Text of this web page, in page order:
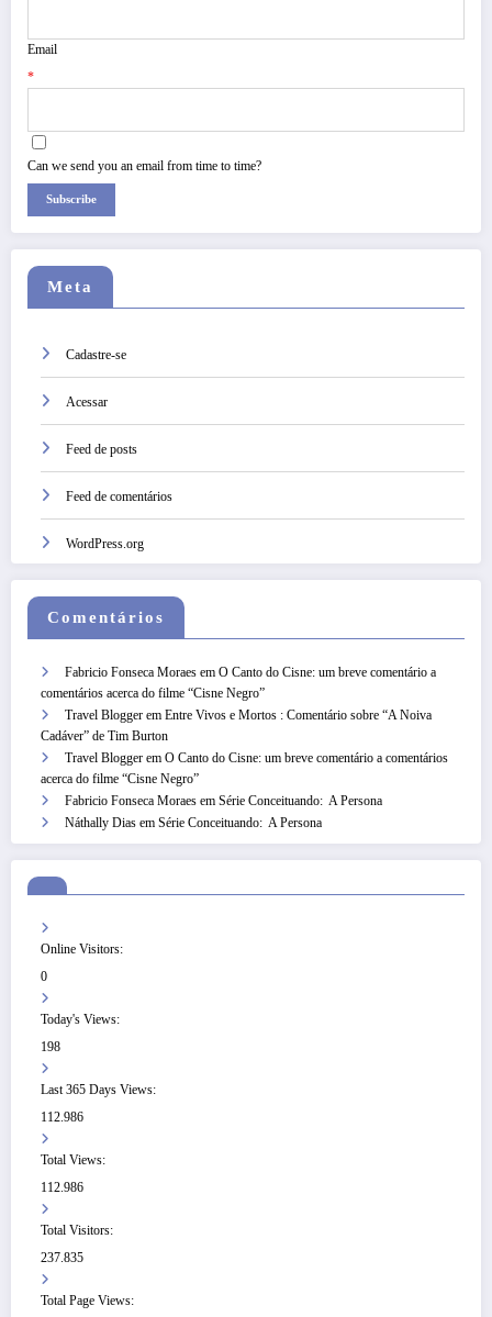
Email
*
Can we send you an email from time to time?
Subscribe
Meta
Cadastre-se
Acessar
Feed de posts
Feed de comentários
WordPress.org
Comentários
Fabricio Fonseca Moraes em O Canto do Cisne: um breve comentário a
comentários acerca do filme “Cisne Negro”
Travel Blogger em Entre Vivos e Mortos : Comentário sobre “A Noiva
Cadáver” de Tim Burton
Travel Blogger em O Canto do Cisne: um breve comentário a comentários
acerca do filme “Cisne Negro”
Fabricio Fonseca Moraes em Série Conceituando: A Persona
Náthally Dias em Série Conceituando: A Persona
Online Visitors:
0
Today's Views:
198
Last 365 Days Views:
112.986
Total Views:
112.986
Total Visitors:
237.835
Total Page Views: